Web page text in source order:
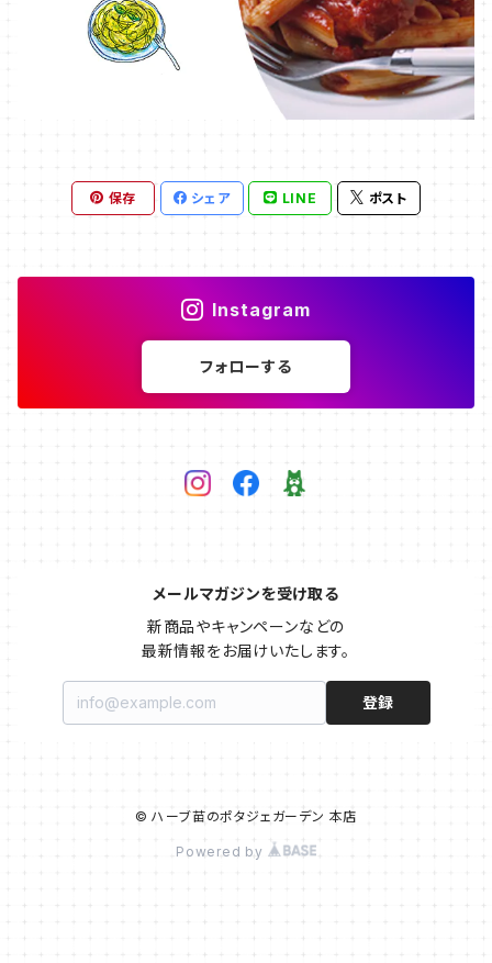
保存 シェア LINE ポスト
Instagram
フォローする
メールマガジンを受け取る
新商品やキャンペーンなどの
最新情報をお届けいたします。
登録
© ハーブ苗のポタジェガーデン 本店
Powered by